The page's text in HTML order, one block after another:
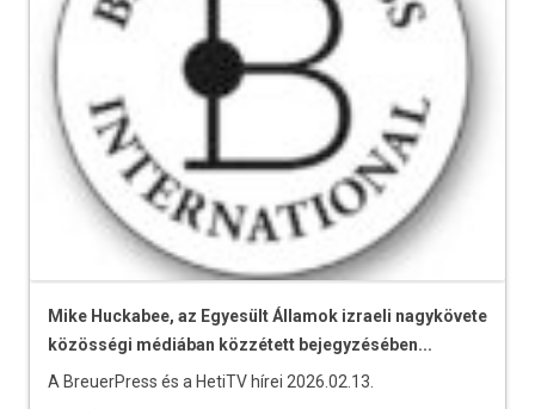
Mike Huckabee, az Egyesült Államok izraeli nagykövete
közösségi médiában közzétett bejegyzésében...
A BreuerPress és a HetiTV hírei 2026.02.13.